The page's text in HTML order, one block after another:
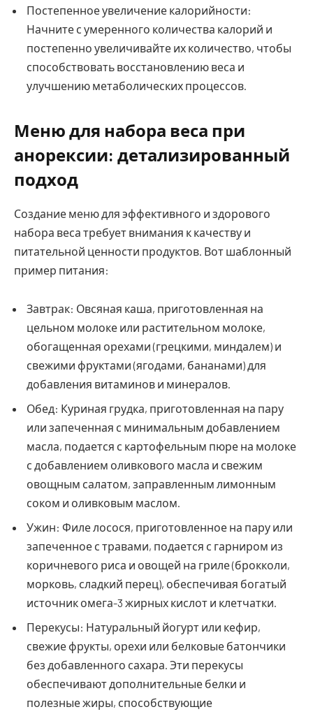
Постепенное увеличение калорийности:
Начните с умеренного количества калорий и
постепенно увеличивайте их количество, чтобы
способствовать восстановлению веса и
улучшению метаболических процессов.
Меню для набора веса при
анорексии: детализированный
подход
Создание меню для эффективного и здорового
набора веса требует внимания к качеству и
питательной ценности продуктов. Вот шаблонный
пример питания:
Завтрак: Овсяная каша, приготовленная на
цельном молоке или растительном молоке,
обогащенная орехами (грецкими, миндалем) и
свежими фруктами (ягодами, бананами) для
добавления витаминов и минералов.
Обед: Куриная грудка, приготовленная на пару
или запеченная с минимальным добавлением
масла, подается с картофельным пюре на молоке
с добавлением оливкового масла и свежим
овощным салатом, заправленным лимонным
соком и оливковым маслом.
Ужин: Филе лосося, приготовленное на пару или
запеченное с травами, подается с гарниром из
коричневого риса и овощей на гриле (брокколи,
морковь, сладкий перец), обеспечивая богатый
источник омега-3 жирных кислот и клетчатки.
Перекусы: Натуральный йогурт или кефир,
свежие фрукты, орехи или белковые батончики
без добавленного сахара. Эти перекусы
обеспечивают дополнительные белки и
полезные жиры, способствующие